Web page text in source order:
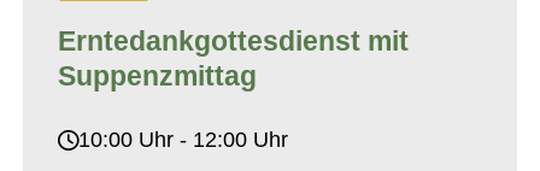
Erntedankgottesdienst mit
Suppenzmittag
10:00 Uhr - 12:00 Uhr